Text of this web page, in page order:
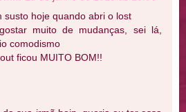
susto hoje quando abri o lost
muito de mudanças, sei lá,
comodismo
ficou MUITO BOM!!